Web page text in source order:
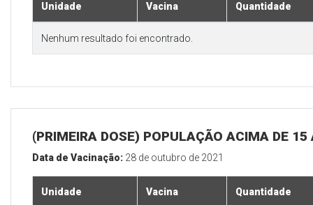
Unidade Vacina Quantidade
Nenhum resultado foi encontrado.
(PRIMEIRA DOSE) POPULAÇÃO ACIMA DE 15
Data de Vacinação: 28 de outubro de 2021
Unidade Vacina Quantidade